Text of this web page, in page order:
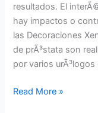
prostato-
Deluje-
Slovenia
resultados. El
hay impactos o
las Decoraciones
de prÃ³stata son
por varios urÃ³logos
Xenopos
Read More »